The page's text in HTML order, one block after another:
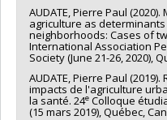
AUDATE, Pierre Paul
agriculture as
neighborhoods: Cases of
International Association
Society (June 21-26, 2020),
AUDATE, Pierre Paul
impacts de l'agriculture
la santé. 24e Colloque
(15 mars 2019), Québec,